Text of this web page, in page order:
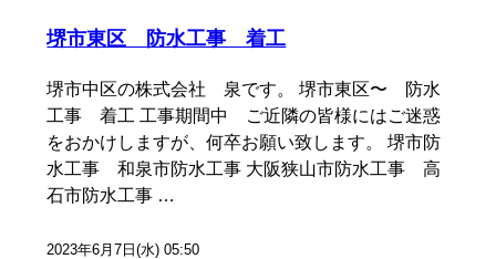
堺市東区 防水工事 着工
堺市中区の株式会社 泉です。 堺市東区〜 防水
工事 着工 工事期間中 ご近隣の皆様にはご迷惑
をおかけしますが、何卒お願い致します。 堺市防
水工事 和泉市防水工事 大阪狭山市防水工事 高
石市防水工事 …
2023年6月7日(水) 05:50